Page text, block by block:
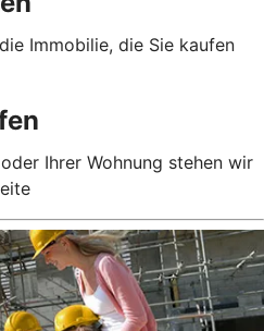
Immobilie, die Sie kaufen
Ihrer Wohnung stehen wir